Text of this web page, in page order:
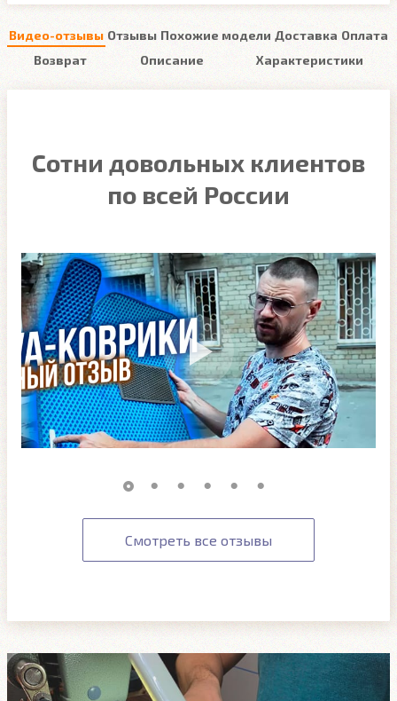
Видео-отзывы Отзывы Похожие модели Доставка Оплата
Возврат
Описание Характеристики
Сотни довольных клиентов
по всей России
Смотреть все отзывы